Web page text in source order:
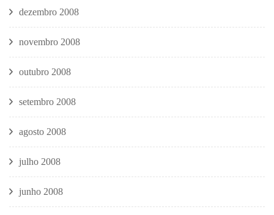
dezembro 2008
novembro 2008
outubro 2008
setembro 2008
agosto 2008
julho 2008
junho 2008